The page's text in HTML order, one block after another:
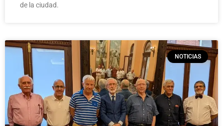
de la ciudad.
NOTICIAS